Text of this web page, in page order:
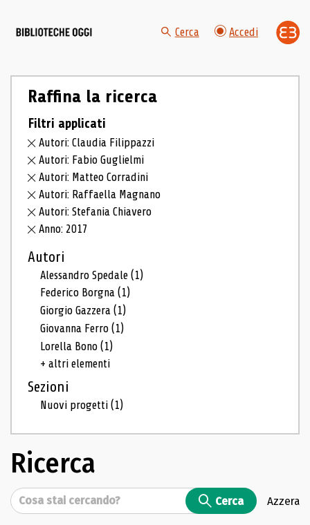
Cerca Accedi
Raffina la ricerca
Filtri applicati
Autori: Claudia Filippazzi
Autori: Fabio Guglielmi
Autori: Matteo Corradini
Autori: Raffaella Magnano
Autori: Stefania Chiavero
Anno: 2017
Autori
Alessandro Spedale(1)
Federico Borgna(1)
Giorgio Gazzera(1)
Giovanna Ferro(1)
Lorella Bono(1)
+ altri elementi
Sezioni
Nuovi progetti(1)
Ricerca
Cerca Cerca Azzera